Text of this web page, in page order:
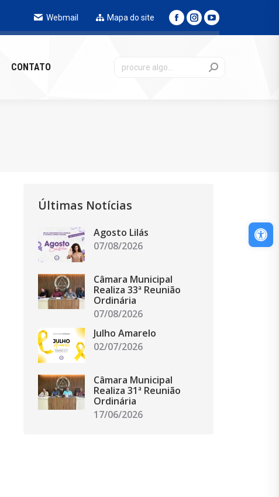
Webmail Mapa do site
CONTATO
Últimas Notícias
Agosto Lilás
07/08/2026
Câmara Municipal
Realiza 33ª Reunião
Ordinária
07/08/2026
Julho Amarelo
02/07/2026
Câmara Municipal
Realiza 31ª Reunião
Ordinária
17/06/2026
CONTATO